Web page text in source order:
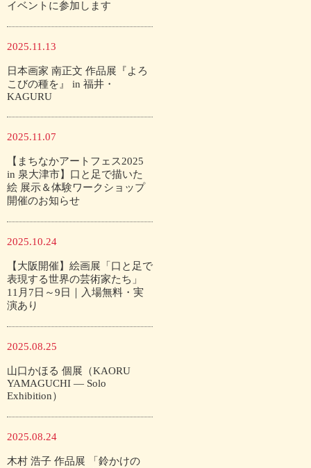
イベントに参加します
2025.11.13
日本画家 南正文 作品展『よろ
こびの種を』 in 福井・
KAGURU
2025.11.07
【まちなかアートフェス2025
in 泉大津市】口と足で描いた
絵 展示＆体験ワークショップ
開催のお知らせ
2025.10.24
【大阪開催】絵画展「口と足で
表現する世界の芸術家たち」
11月7日～9日｜入場無料・実
演あり
2025.08.25
山口かほる 個展（KAORU
YAMAGUCHI — Solo
Exhibition）
2025.08.24
木村 浩子 作品展 「鈴かけの